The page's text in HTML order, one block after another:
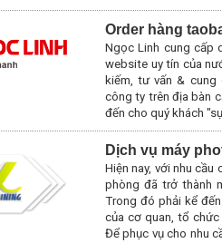
Order hàng
Ngọc Linh cung cấp
website uy tín của
kiếm, tư vấn & cung
công ty trên địa bàn
đến cho quý khách
Dịch vụ máy
Hiện nay, với nhu
phòng đã trở thành
Trong đó phải kể
của cơ quan, tổ
Để phục vụ cho nhu